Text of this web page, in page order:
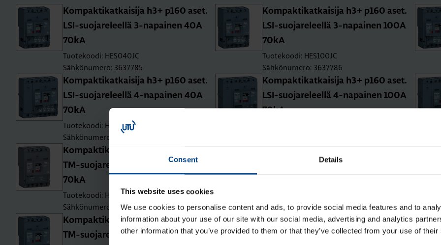
Consent Details
This website uses cookies
We use cookies to personalise content and ads, to provide social media features and to
information about your use of our site with our social media, advertising and analytics
other information that you’ve provided to them or that they’ve collected from your use of
Kom­pak­ti­kat­kai­si­ja h3+ p160 aset.
LSI-suo­ja­re­leel­lä 3-na­pai­nen 40A
70kA
Tuotekoodi: HES040JC
Sähkönumero: 3637785
Kom­pak­ti­kat­kai­si­ja h3+ p160 aset.
LSI-suo­ja­re­leel­lä 3-na­pai­nen 100A
70kA
Tuotekoodi: HES100JC
Sähkönumero: 3637786
Kom­pak­ti­kat­kai­si­ja h3+ p160 aset.
LSI-suo­ja­re­leel­lä 4-na­pai­nen 40A
70kA
Tuotekoodi: HES041JC
Sähkönumero: 3637788
Kom­pak­ti­kat­kai­si­ja h3+ p160 aset.
LSI-suo­ja­re­leel­lä 4-na­pai­nen 100A
70kA
Kom­pak­ti­kat­kai­si­ja h3+ p160 aset.
TM-suo­ja­re­leel­lä 3-na­pai­nen 25A
70kA
Tuotekoodi: HES025DC
Sähkönumero: 3637771
TM-suo­ja­re­leel­lä 3-na­pai­nen 40A
Sähkönumero: 3637772
Kom­pak­ti­kat­kai­si­ja h3+ p160 aset.
TM-suo­ja­re­leel­lä 3-na­pai­nen 80A
Kom­pak­ti­kat­kai­si­ja h3+ p160 aset.
TM-suo­ja­re­leel­lä 3-na­pai­nen 100A